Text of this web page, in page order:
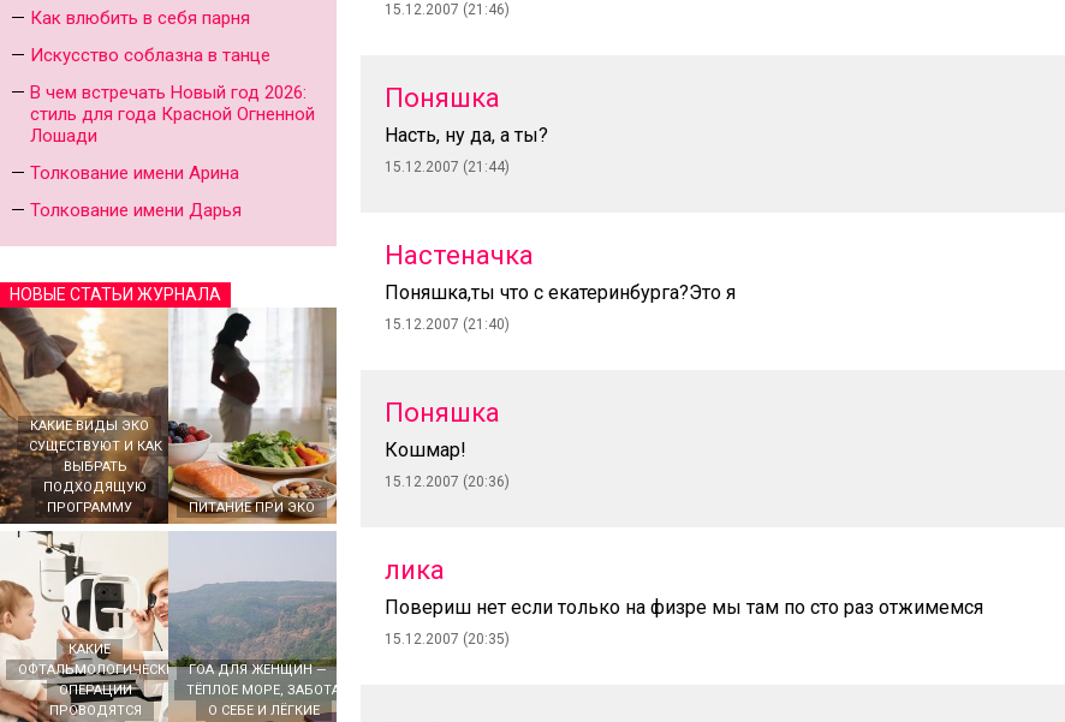
Как влюбить в себя парня
Искусство соблазна в танце
В чем встречать Новый год 2026:
стиль для года Красной Огненной
Лошади
Толкование имени Арина
Толкование имени Дарья
НОВЫЕ СТАТЬИ ЖУРНАЛА
КАКИЕ ВИДЫ ЭКО
СУЩЕСТВУЮТ И КАК
ВЫБРАТЬ
ПОДХОДЯЩУЮ
ПРОГРАММУ
ПИТАНИЕ ПРИ ЭКО
КАКИЕ
ОФТАЛЬМОЛОГИЧЕСКИЕ
ОПЕРАЦИИ
ПРОВОДЯТСЯ
ГОА ДЛЯ ЖЕНЩИН —
ТЁПЛОЕ МОРЕ, ЗАБОТА
О СЕБЕ И ЛЁГКИЕ
15.12.2007 (21:46)
Поняшка
Насть, ну да, а ты?
15.12.2007 (21:44)
Настеначка
Поняшка,ты что с екатеринбурга?Это я
15.12.2007 (21:40)
Поняшка
Кошмар!
15.12.2007 (20:36)
лика
Повериш нет если только на физре мы там по сто раз отжимемся
15.12.2007 (20:35)